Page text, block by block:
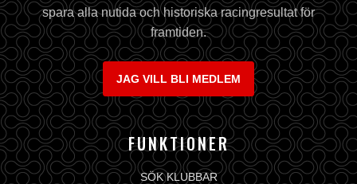
spara alla nutida och historiska racingresultat för
framtiden.
JAG VILL BLI MEDLEM
FUNKTIONER
SÖK KLUBBAR